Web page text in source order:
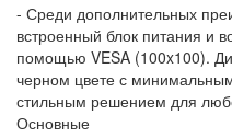
- Среди дополнительных
встроенный блок питания и
помощью VESA (100x100).
черном цвете с
стильным решением для
Основные